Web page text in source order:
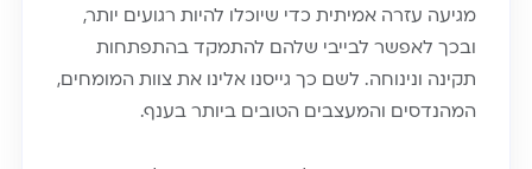
מגיעה עזרה אמיתית כדי שיוכלו להיות רגועים יותר,
ובכך לאפשר לבייבי שלהם להתמקד בהתפתחות
תקינה ונינוחה. לשם כך גייסנו אלינו את צוות המומחים,
המהנדסים והמעצבים הטובים ביותר בענף.